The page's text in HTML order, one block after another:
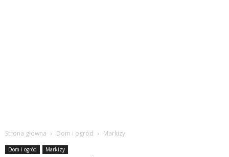
Strona główna Dom i ogród Markizy
Dom i ogród Markizy